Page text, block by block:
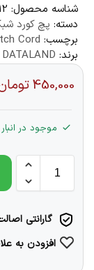
شناسه محصول:
دسته: پچ کورد
برچسب: Cord
برند: DATALAND
450,000
موجود در انبار
گارانتی
افزودن به